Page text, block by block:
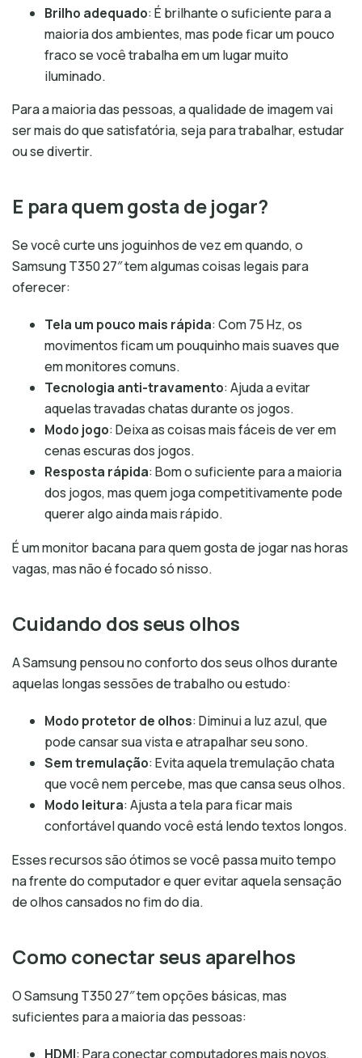
Brilho adequado: É brilhante o suficiente para a
maioria dos ambientes, mas pode ficar um pouco
fraco se você trabalha em um lugar muito
iluminado.
Para a maioria das pessoas, a qualidade de imagem vai
ser mais do que satisfatória, seja para trabalhar, estudar
ou se divertir.
E para quem gosta de jogar?
Se você curte uns joguinhos de vez em quando, o
Samsung T350 27″ tem algumas coisas legais para
oferecer:
Tela um pouco mais rápida: Com 75 Hz, os
movimentos ficam um pouquinho mais suaves que
em monitores comuns.
Tecnologia anti-travamento: Ajuda a evitar
aquelas travadas chatas durante os jogos.
Modo jogo: Deixa as coisas mais fáceis de ver em
cenas escuras dos jogos.
Resposta rápida: Bom o suficiente para a maioria
dos jogos, mas quem joga competitivamente pode
querer algo ainda mais rápido.
É um monitor bacana para quem gosta de jogar nas horas
vagas, mas não é focado só nisso.
Cuidando dos seus olhos
A Samsung pensou no conforto dos seus olhos durante
aquelas longas sessões de trabalho ou estudo:
Modo protetor de olhos: Diminui a luz azul, que
pode cansar sua vista e atrapalhar seu sono.
Sem tremulação: Evita aquela tremulação chata
que você nem percebe, mas que cansa seus olhos.
Modo leitura: Ajusta a tela para ficar mais
confortável quando você está lendo textos longos.
Esses recursos são ótimos se você passa muito tempo
na frente do computador e quer evitar aquela sensação
de olhos cansados no fim do dia.
Como conectar seus aparelhos
O Samsung T350 27″ tem opções básicas, mas
suficientes para a maioria das pessoas:
HDMI: Para conectar computadores mais novos,